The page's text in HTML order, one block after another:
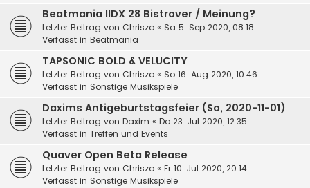
Beatmania IIDX 28 Bistrover / Meinung?
Letzter Beitrag von Chriszo « Sa 5. Sep 2020, 08:18
Verfasst in Beatmania
TAPSONIC BOLD & VELUCITY
Letzter Beitrag von Chriszo « So 16. Aug 2020, 10:46
Verfasst in Sonstige Musikspiele
Daxims Antigeburtstagsfeier (So, 2020-11-01)
Letzter Beitrag von Daxim « Do 23. Jul 2020, 12:35
Verfasst in Treffen und Events
Quaver Open Beta Release
Letzter Beitrag von Chriszo « Fr 10. Jul 2020, 20:14
Verfasst in Sonstige Musikspiele